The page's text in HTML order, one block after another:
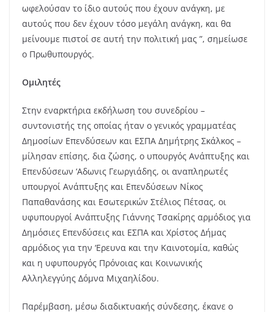
ωφελούσαν το ίδιο αυτούς που έχουν ανάγκη, με
αυτούς που δεν έχουν τόσο μεγάλη ανάγκη, και θα
μείνουμε πιστοί σε αυτή την πολιτική μας ”, σημείωσε
ο Πρωθυπουργός.
Ομιλητές
Στην εναρκτήρια εκδήλωση του συνεδρίου –
συντονιστής της οποίας ήταν ο γενικός γραμματέας
Δημοσίων Επενδύσεων και ΕΣΠΑ Δημήτρης Σκάλκος –
μίλησαν επίσης, δια ζώσης, ο υπουργός Ανάπτυξης και
Επενδύσεων ‘Αδωνις Γεωργιάδης, οι αναπληρωτές
υπουργοί Ανάπτυξης και Επενδύσεων Νίκος
Παπαθανάσης και Εσωτερικών Στέλιος Πέτσας, οι
υφυπουργοί Ανάπτυξης Γιάννης Τσακίρης αρμόδιος για
Δημόσιες Επενδύσεις και ΕΣΠΑ και Χρίστος Δήμας
αρμόδιος για την ‘Ερευνα και την Καινοτομία, καθώς
και η υφυπουργός Πρόνοιας και Κοινωνικής
Αλληλεγγύης Δόμνα Μιχαηλίδου.
Παρέμβαση, μέσω διαδικτυακής σύνδεσης, έκανε ο